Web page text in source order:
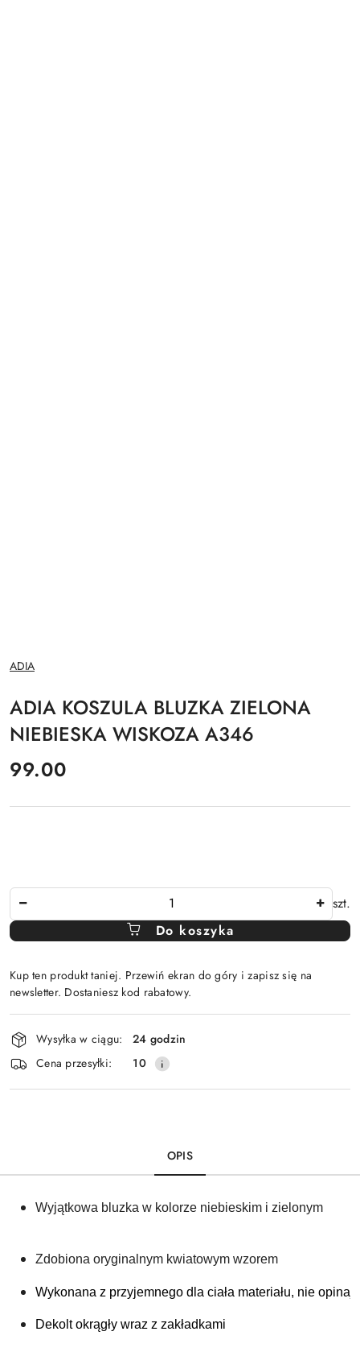
NAZWA
PRODUCENTA:
ADIA
ADIA KOSZULA BLUZKA ZIELONA
NIEBIESKA WISKOZA A346
cena:
99.00
szt.
Do koszyka
Kup ten produkt taniej. Przewiń ekran do góry i zapisz się na
newsletter. Dostaniesz kod rabatowy.
Dostępność
i
dostawa
Wysyłka w ciągu:
24 godzin
Cena przesyłki:
10
OPIS
Wyjątkowa bluzka w kolorze niebieskim i zielonym
Zdobiona oryginalnym kwiatowym wzorem
Wykonana z przyjemnego dla ciała materiału, nie
Dekolt okrągły wraz z zakładkami